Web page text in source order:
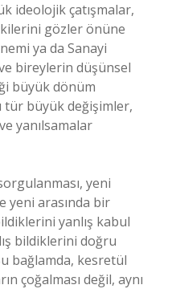
ideolojik çatışmalar,
gözler önüne
ya da Sanayi
bireylerin düşünsel
büyük dönüm
tür büyük değişimler,
yanılsamalar
yeni
yeni arasında bir
yanlış kabul
bildiklerini doğru
bağlamda, kesretül
çoğalması değil, aynı